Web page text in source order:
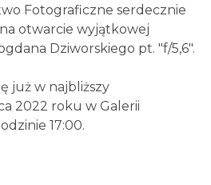
Fotograficzne serdecznie
otwarcie wyjątkowej
Dziworskiego pt. "f/5,6".
już w najbliższy
2022 roku w Galerii
17:00.